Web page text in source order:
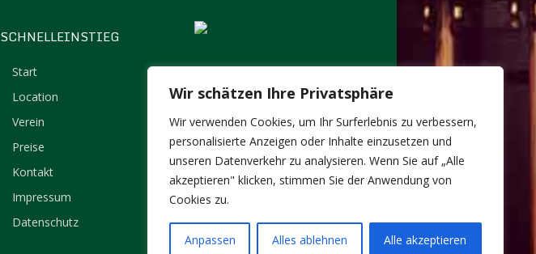
Wir schätzen Ihre Privatsphäre
Wir verwenden Cookies, um Ihr Surferlebnis zu verbessern,
personalisierte Anzeigen oder Inhalte einzusetzen und
unseren Datenverkehr zu analysieren. Wenn Sie auf „Alle
akzeptieren" klicken, stimmen Sie der Anwendung von
Cookies zu.
Anpassen Alles ablehnen Alle akzeptieren
SCHNELLEINSTIEG
Start
Location
Verein
Preise
Kontakt
Impressum
Datenschutz